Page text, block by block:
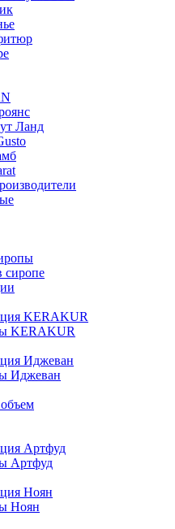
Ланд
сиропе
KERAKUR
KERAKUR
Иджеван
Иджеван
Артфуд
Артфуд
Ноян
Ноян